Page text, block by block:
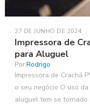
Impressora de
para Aluguel
27 DE JUNHO DE 2024
Por:Rodrigo
Impressora de Crachá
o seu negócio O uso
aluguel tem se tornado